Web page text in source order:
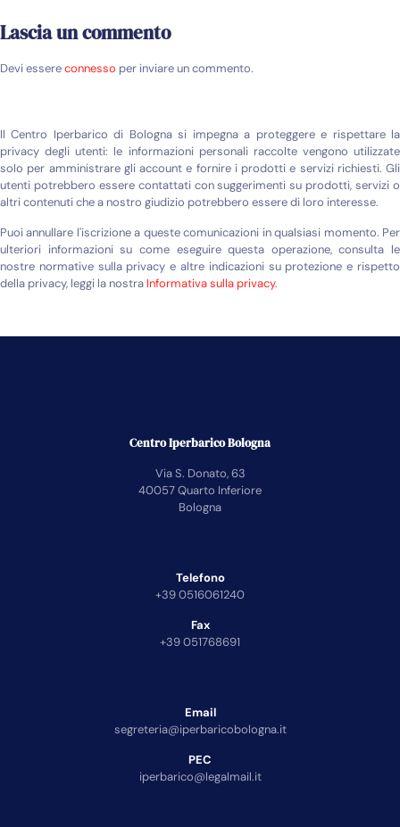
Lascia un commento
Devi essereconnesso per inviare un commento.
Il Centro Iperbarico di Bologna si impegna a proteggere e rispettare la
privacy degli utenti: le informazioni personali raccolte vengono utilizzate
solo per amministrare gli account e fornire i prodotti e servizi richiesti. Gli
utenti potrebbero essere contattati con suggerimenti su prodotti, servizi o
altri contenuti che a nostro giudizio potrebbero essere di loro interesse.
Puoi annullare l'iscrizione a queste comunicazioni in qualsiasi momento. Per
ulteriori informazioni su come eseguire questa operazione, consulta le
nostre normative sulla privacy e altre indicazioni su protezione e rispetto
della privacy, leggi la nostra Informativa sulla privacy.
Centro Iperbarico Bologna
Via S. Donato, 63
40057 Quarto Inferiore
Bologna
Telefono
+39 0516061240
Fax
+39 051768691
Email
segreteria@iperbaricobologna.it
PEC
iperbarico@legalmail.it